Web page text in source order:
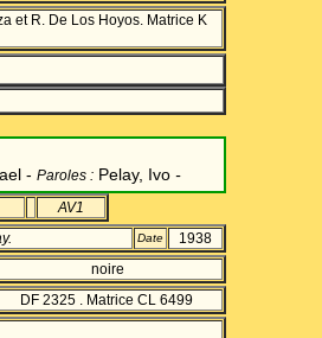
et R. De Los Hoyos. Matrice K
- Paroles : Pelay, Ivo -
AV1
Date 1938
noire
DF 2325 . Matrice CL 6499